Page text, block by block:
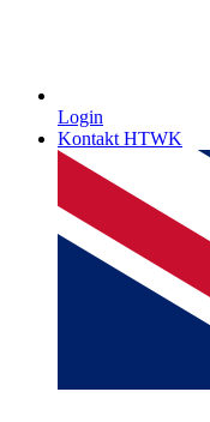
Login
Kontakt HTWK